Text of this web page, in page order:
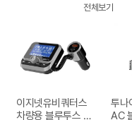
전체보기
이지넷유비쿼터스
차량용 블루투스 무
투나
AC